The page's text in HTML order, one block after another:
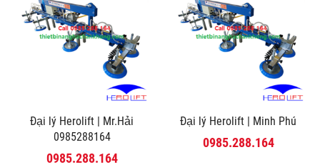
Đại lý Herolift | Mr.Hải
0985288164
0985.288.164
Đại lý Herolift | Minh Phú
0985.288.164